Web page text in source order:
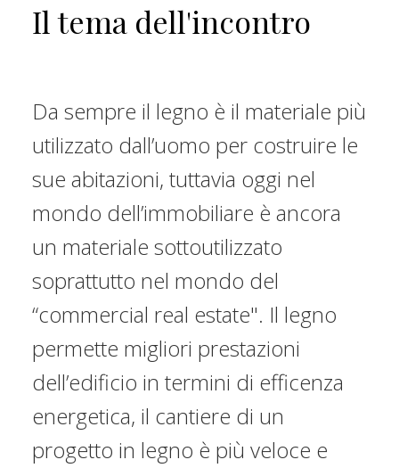
Il tema dell'incontro
Da sempre il legno è il materiale più
utilizzato dall’uomo per costruire le
sue abitazioni, tuttavia oggi nel
mondo dell’immobiliare è ancora
un materiale sottoutilizzato
soprattutto nel mondo del
“commercial real estate". Il legno
permette migliori prestazioni
dell’edificio in termini di efficenza
energetica, il cantiere di un
progetto in legno è più veloce e